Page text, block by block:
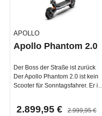
APOLLO
Apollo Phantom 2.0
Der Boss der Straße ist zurück
Der Apollo Phantom 2.0 ist kein
Scooter für Sonntagsfahrer. Er ist
2.899,95 € 2.999,95 €